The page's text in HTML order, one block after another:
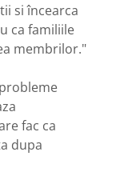
si încearca
ca familiile
membrilor."
fac ca
dupa